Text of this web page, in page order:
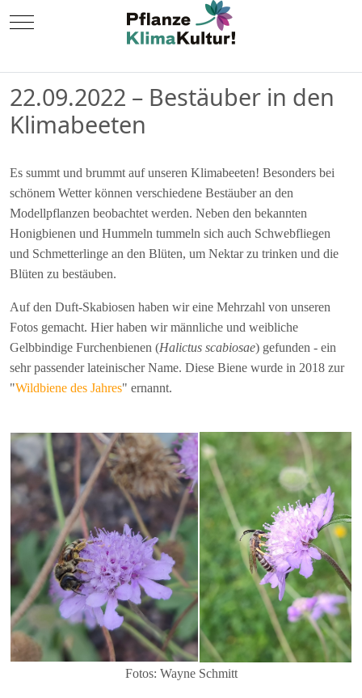
Mobile Menu Toggle
22.09.2022 – Bestäuber in den
Klimabeeten
Es summt und brummt auf unseren Klimabeeten! Besonders bei
schönem Wetter können verschiedene Bestäuber an den
Modellpflanzen beobachtet werden. Neben den bekannten
Honigbienen und Hummeln tummeln sich auch Schwebfliegen
und Schmetterlinge an den Blüten, um Nektar zu trinken und die
Blüten zu bestäuben.
Auf den Duft-Skabiosen haben wir eine Mehrzahl von unseren
Fotos gemacht. Hier haben wir männliche und weibliche
Gelbbindige Furchenbienen (Halictus scabiosae) gefunden - ein
sehr passender lateinischer Name. Diese Biene wurde in 2018 zur
"Wildbiene des Jahres" ernannt.
Fotos: Wayne Schmitt